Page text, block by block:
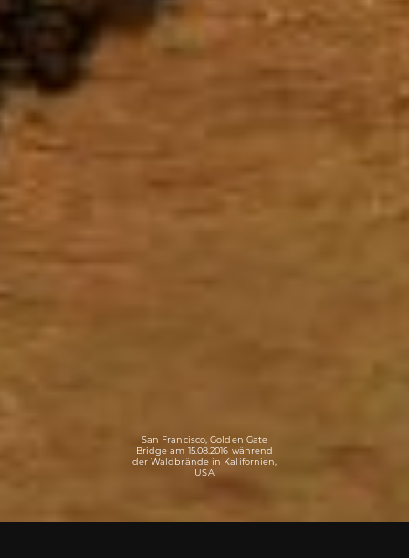
San Francisco, Golden Gate
Bridge am 15.08.2016 während
der Waldbrände in Kalifornien,
USA